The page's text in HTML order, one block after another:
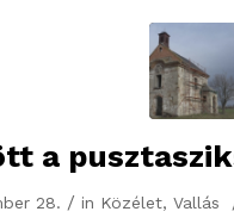
a
28. / in Közélet, Vallás